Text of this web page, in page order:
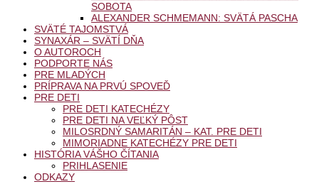
SOBOTA
ALEXANDER SCHMEMANN: SVÄTÁ PASCHA
SVÄTÉ TAJOMSTVÁ
SYNAXÁR – SVÄTÍ DŇA
O AUTOROCH
PODPORTE NÁS
PRE MLADÝCH
PRÍPRAVA NA PRVÚ SPOVEĎ
PRE DETI
PRE DETI KATECHÉZY
PRE DETI NA VEĽKÝ PÔST
MILOSRDNÝ SAMARITÁN – KAT. PRE DETI
MIMORIADNE KATECHÉZY PRE DETI
HISTÓRIA VÁŠHO ČÍTANIA
PRIHLASENIE
ODKAZY